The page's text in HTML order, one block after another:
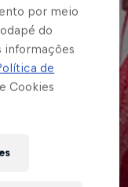
por meio
do
informações
de
Cookies